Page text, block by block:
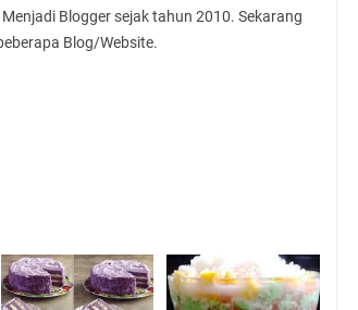
Blogger sejak tahun 2010. Sekarang
Blog/Website.